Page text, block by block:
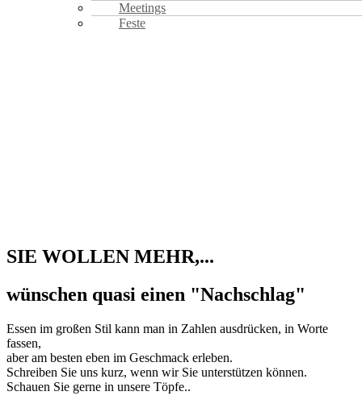
Meetings
Feste
SIE WOLLEN MEHR,...
wünschen quasi einen "Nachschlag"
Essen im großen Stil kann man in Zahlen ausdrücken, in Worte
fassen,
aber am besten eben im Geschmack erleben.
Schreiben Sie uns kurz, wenn wir Sie unterstützen können.
Schauen Sie gerne in unsere Töpfe..